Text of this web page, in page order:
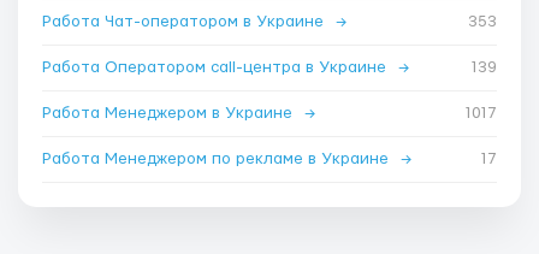
Работа Чат-оператором в Украине → 353
Работа Оператором call-центра в Украине → 139
Работа Менеджером в Украине → 1017
Работа Менеджером по рекламе в Украине → 17